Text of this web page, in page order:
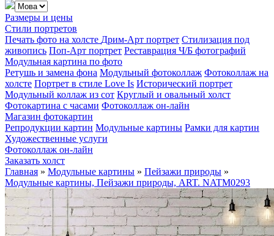
Размеры и цены
Стили портретов
Печать фото на холсте Дрим-Арт портрет Стилизация под
живопись Поп-Арт портрет Реставрация Ч/Б фотографий
Модульная картина по фото
Ретушь и замена фона Модульный фотоколлаж Фотоколлаж на
холсте Портрет в стиле Love Is Исторический портрет
Модульный коллаж из сот Круглый и овальный холст
Фотокартина с часами Фотоколлаж он-лайн
Магазин фотокартин
Репродукции картин Модульные картины Рамки для картин
Художественные услуги
Фотоколлаж он-лайн
Заказать холст
Главная » Модульные картины » Пейзажи природы »
Модульные картины, Пейзажи природы, ART. NATM0293